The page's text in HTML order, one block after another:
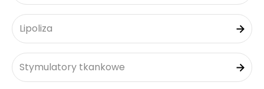
Lipoliza
Stymulatory tkankowe